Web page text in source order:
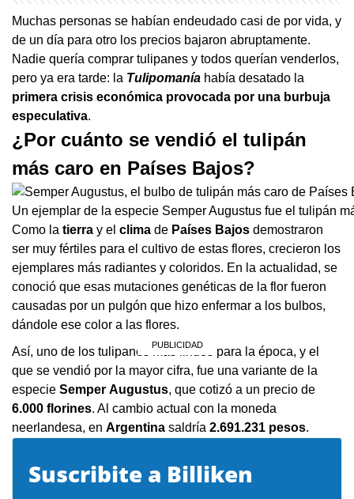
Muchas personas se habían endeudado casi de por vida, y
de un día para otro los precios bajaron abruptamente.
Nadie quería comprar tulipanes y todos querían venderlos,
pero ya era tarde: la Tulipomanía había desatado la
primera crisis económica provocada por una burbuja
especulativa.
¿Por cuánto se vendió el tulipán
más caro en Países Bajos?
Un ejemplar de la especie Semper Augustus fue el tulipán
Como la tierra y el clima de Países Bajos demostraron
ser muy fértiles para el cultivo de estas flores, crecieron los
ejemplares más radiantes y coloridos. En la actualidad, se
conoció que esas mutaciones genéticas de la flor fueron
causadas por un pulgón que hizo enfermar a los bulbos,
dándole ese color a las flores.
Así, uno de los tulipanes más lindos para la época, y el
que se vendió por la mayor cifra, fue una variante de la
especie Semper Augustus, que cotizó a un precio de
6.000 florines. Al cambio actual con la moneda
neerlandesa, en Argentina saldría 2.691.231 pesos.
Suscribite a Billiken